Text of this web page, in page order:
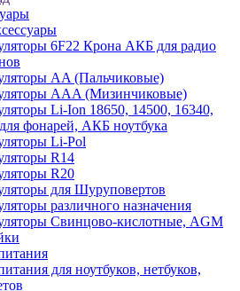
6F22 Крона АКБ для радио
AA (Пальчиковые)
AAA (Мизинчиковые)
Li-Ion 18650, 14500, 16340,
фонарей, АКБ ноутбука
Li-Pol
R14
R20
для Шуруповертов
различного назначения
Свинцово-кислотные, AGM
для ноутбуков, нетбуков,